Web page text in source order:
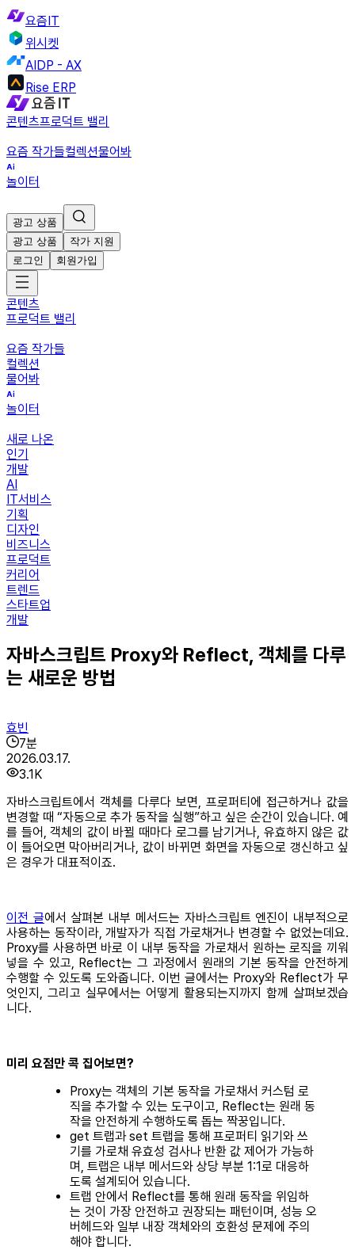
요즘IT
위시켓
AIDP - AX
Rise ERP
콘텐츠프로덕트 밸리
요즘 작가들컬렉션물어봐
놀이터
광고 상품
광고 상품
작가 지원
로그인
회원가입
콘텐츠
프로덕트 밸리
요즘 작가들
컬렉션
물어봐
놀이터
새로 나온
인기
개발
AI
IT서비스
기획
디자인
비즈니스
프로덕트
커리어
트렌드
스타트업
개발
자바스크립트 Proxy와 Reflect, 객체를 다루
는 새로운 방법
효빈
7분
2026.03.17.
3.1K
자바스크립트에서 객체를 다루다 보면, 프로퍼티에 접근하거나 값을
변경할 때 “자동으로 추가 동작을 실행”하고 싶은 순간이 있습니다. 예
를 들어, 객체의 값이 바뀔 때마다 로그를 남기거나, 유효하지 않은 값
이 들어오면 막아버리거나, 값이 바뀌면 화면을 자동으로 갱신하고 싶
은 경우가 대표적이죠.
이전 글에서 살펴본 내부 메서드는 자바스크립트 엔진이 내부적으로
사용하는 동작이라, 개발자가 직접 가로채거나 변경할 수 없었는데요.
Proxy를 사용하면 바로 이 내부 동작을 가로채서 원하는 로직을 끼워
넣을 수 있고, Reflect는 그 과정에서 원래의 기본 동작을 안전하게
수행할 수 있도록 도와줍니다. 이번 글에서는 Proxy와 Reflect가 무
엇인지, 그리고 실무에서는 어떻게 활용되는지까지 함께 살펴보겠습
니다.
미리 요점만 콕 집어보면?
Proxy는 객체의 기본 동작을 가로채서 커스텀 로
직을 추가할 수 있는 도구이고, Reflect는 원래 동
작을 안전하게 수행하도록 돕는 짝꿍입니다.
get 트랩과 set 트랩을 통해 프로퍼티 읽기와 쓰
기를 가로채 유효성 검사나 반환 값 제어가 가능하
며, 트랩은 내부 메서드와 상당 부분 1:1로 대응하
도록 설계되어 있습니다.
트랩 안에서 Reflect를 통해 원래 동작을 위임하
는 것이 가장 안전하고 권장되는 패턴이며, 성능 오
버헤드와 일부 내장 객체와의 호환성 문제에 주의
해야 합니다.